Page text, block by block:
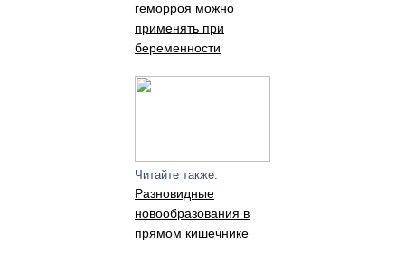
геморроя можно
применять при
беременности
Читайте также:
Разновидные
новообразования в
прямом кишечнике